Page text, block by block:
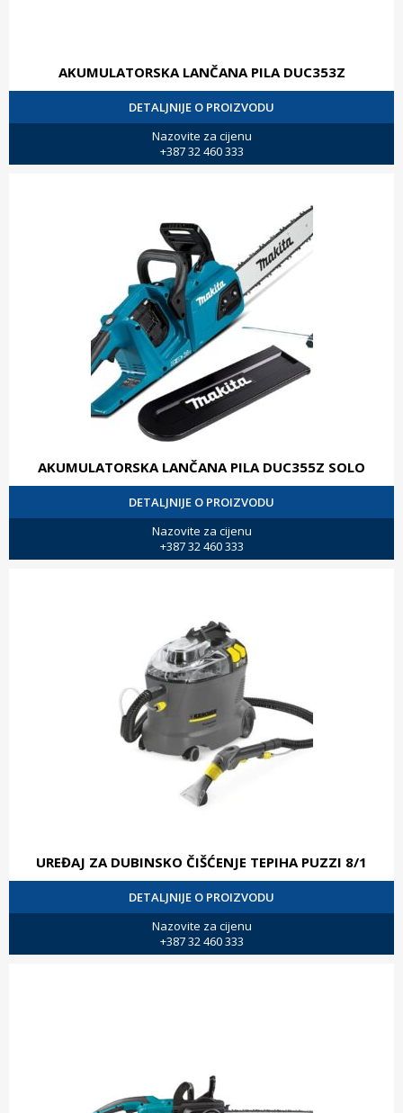
AKUMULATORSKA LANČANA PILA DUC353Z
DETALJNIJE O PROIZVODU
Nazovite za cijenu
+387 32 460 333
AKUMULATORSKA LANČANA PILA DUC355Z SOLO
DETALJNIJE O PROIZVODU
Nazovite za cijenu
+387 32 460 333
UREĐAJ ZA DUBINSKO ČIŠĆENJE TEPIHA PUZZI 8/1
DETALJNIJE O PROIZVODU
Nazovite za cijenu
+387 32 460 333